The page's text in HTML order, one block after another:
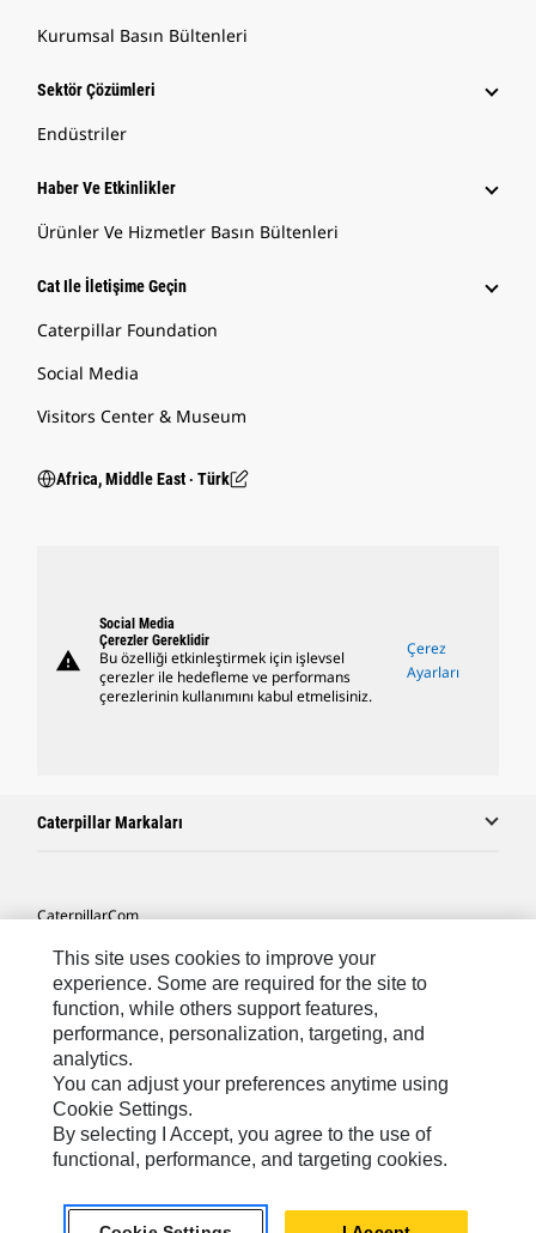
Kurumsal Basın Bültenleri
Sektör Çözümleri
Endüstriler
Haber Ve Etkinlikler
Ürünler Ve Hizmetler Basın Bültenleri
Cat Ile İletişime Geçin
Caterpillar Foundation
Social Media
Visitors Center & Museum
Africa, Middle East ‧ Türk
warning
Social Media
Çerezler Gereklidir
Bu özelliği etkinleştirmek için işlevsel
çerezler ile hedefleme ve performans
çerezlerinin kullanımını kabul etmelisiniz.
Çerez
Ayarları
Caterpillar Markaları
Caterpillar.com
Caterpillar Müşteri Hizmetleri Ve Iletişim
Site Haritası
Cookie Settings
Yasal
Gizlilik
Africa, Middle East ‧ Türk© 2026 Caterpillar. Tüm Hakları Saklıdır.
This site uses cookies to improve your
experience. Some are required for the site to
function, while others support features,
performance, personalization, targeting, and
analytics.
You can adjust your preferences anytime using
Cookie Settings.
By selecting I Accept, you agree to the use of
functional, performance, and targeting cookies.